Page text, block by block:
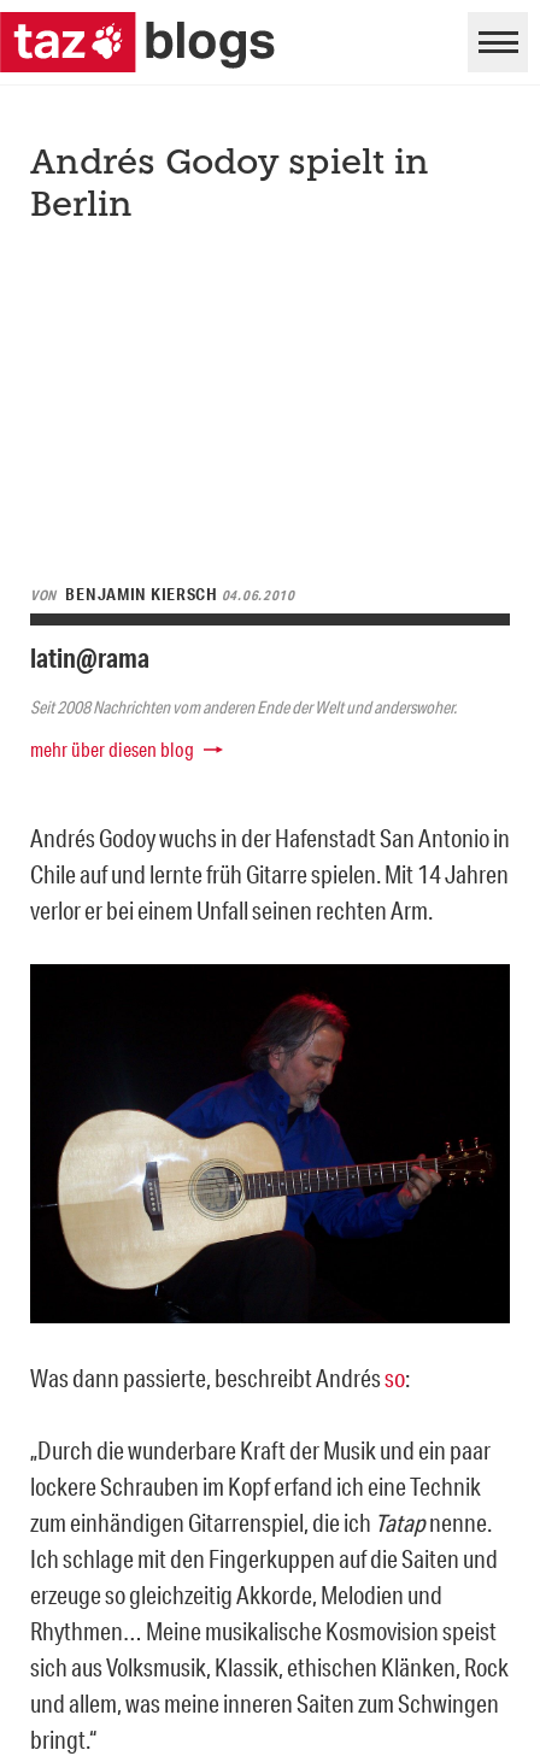
Andrés Godoy spielt in
Berlin
VON BENJAMIN KIERSCH 04.06.2010
latin@rama
Seit 2008 Nachrichten vom anderen Ende der Welt und anderswoher.
mehr über diesen blog
Andrés Godoy wuchs in der Hafenstadt San Antonio in
Chile auf und lernte früh Gitarre spielen. Mit 14 Jahren
verlor er bei einem Unfall seinen rechten Arm.
Was dann passierte, beschreibt Andrésso:
„Durch die wunderbare Kraft der Musik und ein paar
lockere Schrauben im Kopf erfand ich eine Technik
zum einhändigen Gitarrenspiel, die ich Tatapnenne.
Ich schlage mit den Fingerkuppen auf die Saiten und
erzeuge so gleichzeitig Akkorde, Melodien und
Rhythmen… Meine musikalische Kosmovision speist
sich aus Volksmusik, Klassik, ethischen Klänken, Rock
und allem, was meine inneren Saiten zum Schwingen
bringt.“